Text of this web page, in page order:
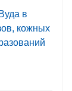
в
кожных